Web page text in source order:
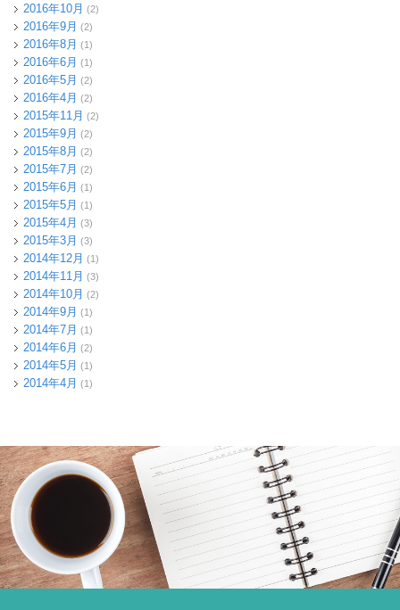
2016年10月 (2)
2016年9月 (2)
2016年8月 (1)
2016年6月 (1)
2016年5月 (2)
2016年4月 (2)
2015年11月 (2)
2015年9月 (2)
2015年8月 (2)
2015年7月 (2)
2015年6月 (1)
2015年5月 (1)
2015年4月 (3)
2015年3月 (3)
2014年12月 (1)
2014年11月 (3)
2014年10月 (2)
2014年9月 (1)
2014年7月 (1)
2014年6月 (2)
2014年5月 (1)
2014年4月 (1)